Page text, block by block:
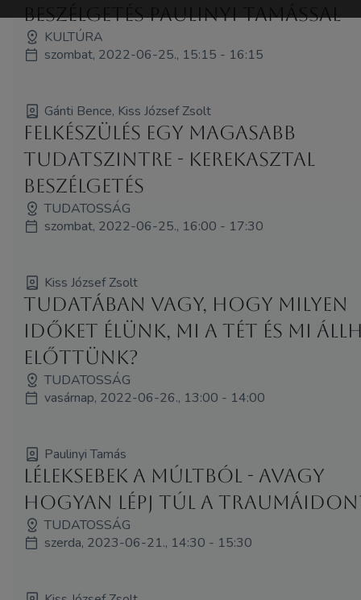
beszélgetés Paulinyi Tamással
KULTÚRA
szombat, 2022-06-25., 15:15 - 16:15
Gánti Bence, Kiss József Zsolt
Felkészülés egy magasabb
tudatszintre - kerekasztal
beszélgetés
TUDATOSSÁG
szombat, 2022-06-25., 16:00 - 17:30
Kiss József Zsolt
Tudatában vagy, hogy milyen
időket élünk, mi a tét és mi
előttünk?
TUDATOSSÁG
vasárnap, 2022-06-26., 13:00 - 14:00
Paulinyi Tamás
Léleksebek a múltból - avagy
hogyan lépj túl a
TUDATOSSÁG
szerda, 2023-06-21., 14:30 - 15:30